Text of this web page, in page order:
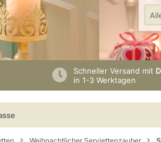
Schneller Versand mit
in 1-3 Werktagen